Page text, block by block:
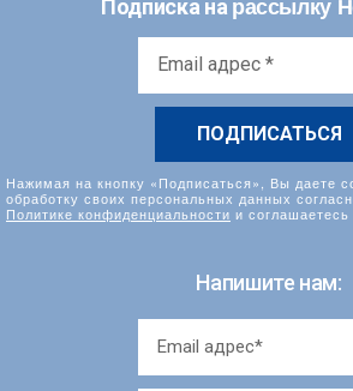
Подписка на
Нажимая на кнопку «Подписаться», Вы даете
обработку своих персональных данных
Политике конфиденциальности и соглашаетесь
Напишите нам: